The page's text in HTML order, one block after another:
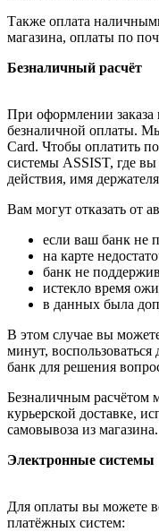
Также оплата
магазина, оплаты по
Безналичный расчёт
При оформлении заказа
безналичной оплаты.
Card. Чтобы оплатить
системы ASSIST, где
действия, имя
Вам могут отказать от
если ваш банк не
на карте
банк не
истекло время
в данных была
В этом случае вы
минут,
банк для решения
Безналичным расчётом
курьерской доставке,
самовывоза из магазина.
Электронные системы
Для оплаты вы можете
платёжных систем: